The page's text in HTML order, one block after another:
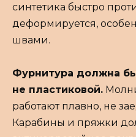
синтетика быстро
деформируется,
швами.
Фурнитура должна
не пластиковой.
работают плавно, не
Карабины и пряжки